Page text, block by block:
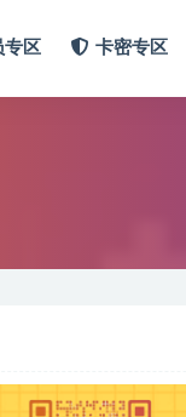
专区 卡密专区